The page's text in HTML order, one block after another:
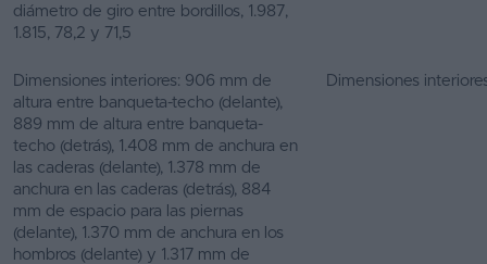
diámetro de giro entre bordillos, 1.987,
1.815, 78,2 y 71,5
Dimensiones interiores: 906 mm de
altura entre banqueta-techo (delante),
889 mm de altura entre banqueta-
techo (detrás), 1.408 mm de anchura en
las caderas (delante), 1.378 mm de
anchura en las caderas (detrás), 884
mm de espacio para las piernas
(delante), 1.370 mm de anchura en los
hombros (delante) y 1.317 mm de
Dimensiones